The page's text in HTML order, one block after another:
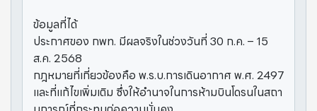
ข้อมูลที่ได้
ประกาศของ กพท. มีผลจริงในช่วงวันที่ 30 ก.ค. – 15
ส.ค. 2568
กฎหมายที่เกี่ยวข้องคือ พ.ร.บ.การเดินอากาศ พ.ศ. 2497
และที่แก้ไขเพิ่มเติม ซึ่งให้อำนาจในการห้ามบินโดรนในสถา